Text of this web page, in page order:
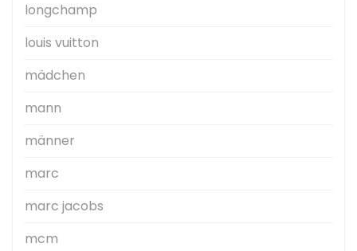
longchamp
louis vuitton
mädchen
mann
männer
marc
marc jacobs
mcm